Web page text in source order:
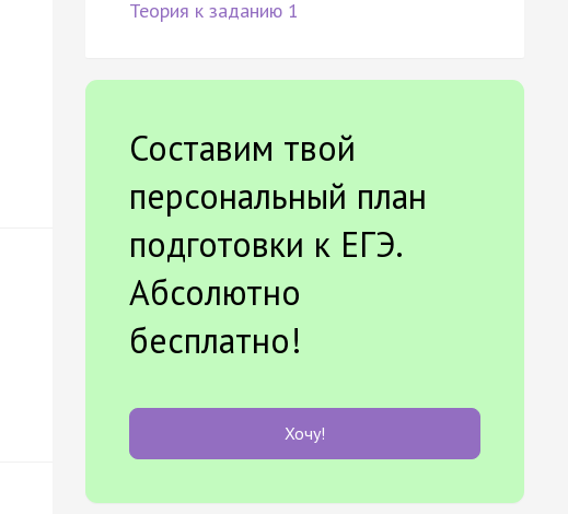
Теория к заданию 1
Составим твой
персональный план
подготовки к ЕГЭ.
Абсолютно
бесплатно!
Хочу!